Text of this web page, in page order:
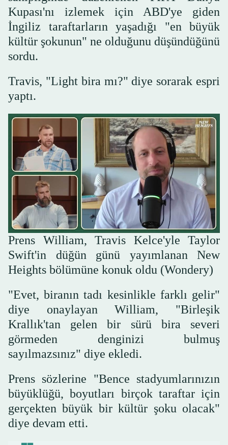
Kupası'nı izlemek için ABD'ye giden
İngiliz taraftarların yaşadığı "en büyük
kültür şokunun" ne olduğunu düşündüğünü
sordu.
Travis, "Light bira mı?" diye sorarak espri
yaptı.
Prens William, Travis Kelce'yle Taylor
Swift'in düğün günü yayımlanan New
Heights bölümüne konuk oldu (Wondery)
"Evet, biranın tadı kesinlikle farklı gelir"
diye onaylayan William, "Birleşik
Krallık'tan gelen bir sürü bira severi
görmeden denginizi bulmuş
sayılmazsınız" diye ekledi.
Prens sözlerine "Bence stadyumlarınızın
büyüklüğü, boyutları birçok taraftar için
gerçekten büyük bir kültür şoku olacak"
diye devam etti.